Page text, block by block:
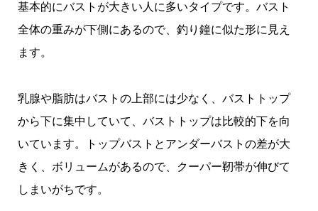
基本的にバストが大きい人に多いタイプです。バスト
全体の重みが下側にあるので、釣り鐘に似た形に見え
ます。
乳腺や脂肪はバストの上部には少なく、バストトップ
から下に集中していて、バストトップは比較的下を向
いています。トップバストとアンダーバストの差が大
きく、ボリュームがあるので、クーパー靭帯が伸びて
しまいがちです。